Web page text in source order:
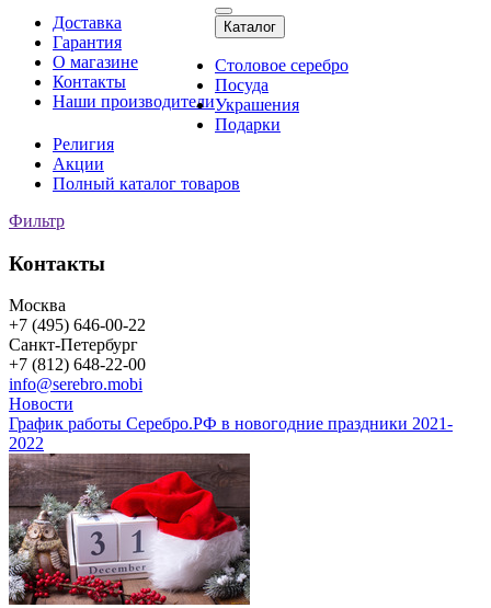
Доставка
Гарантия
О магазине
Контакты
Наши производители
Каталог
Столовое серебро
Посуда
Украшения
Подарки
Религия
Акции
Полный каталог товаров
Фильтр
Контакты
Москва
+7 (495) 646-00-22
Санкт-Петербург
+7 (812) 648-22-00
info@serebro.mobi
Новости
График работы Серебро.РФ в новогодние праздники 2021-
2022